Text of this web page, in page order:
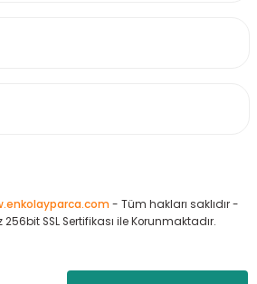
- Tüm hakları saklıdır -
SSL Sertifikası ile Korunmaktadır.